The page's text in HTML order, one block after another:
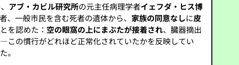
アブ・カビル研究所の元主任病理学者イェフダ・ヒス博
一般市民を含む死者の遺体から、 家族の同意なしに皮
を認めた： 空の眼窩の上にまぶたが接着され、臓器摘出
の慣行がどれほど正常化されていたかを反映してい
。